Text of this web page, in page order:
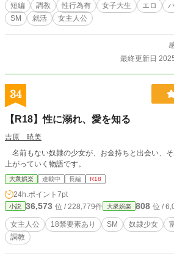
短編 調教 性行為有 女子大生 エロ
SM
就活 女主人公
最終更新日
34
【R18】性に溺れ、愛を知る
吉原 暁美
名前もない奴隷の少女が、お金持ちと出会い、
上がっていく物語です。
大衆娯楽 連載中 長編 R18
24h.ポイント 7pt
小説 36,573 位 / 228,779件 大衆娯楽 808 位 /
女主人公 18禁要素あり SM 奴隷少女
調教